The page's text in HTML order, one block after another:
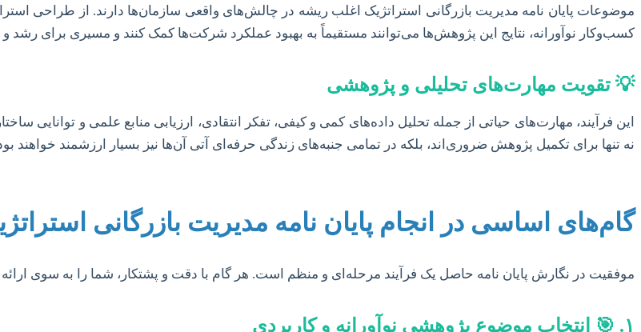
موضوعات پایان نامه مدیریت بازرگانی استراتژیک اغلب ریشه در چالش‌های واقعی سازمان‌ها دارند. از طراحی
کسب‌وکار نوآورانه، نتایج این پژوهش‌ها می‌توانند مستقیماً به بهبود عملکرد شرکت‌ها کمک کنند و مسیری برای رشد و
💡 تقویت مهارت‌های تحلیلی و پژوهشی
این فرآیند، مهارت‌های حیاتی از جمله تحلیل داده‌های کمی و کیفی، تفکر انتقادی، ارزیابی منابع علمی و توانایی
نه تنها برای تکمیل پژوهش ضروری‌اند، بلکه در تمامی جنبه‌های زندگی حرفه‌ای آتی آن‌ها نیز بسیار ارزشمند خواهند
گام‌های اساسی در انجام پایان نامه مدیریت بازرگانی
موفقیت در نگارش پایان نامه حاصل یک فرآیند مرحله‌ای و منظم است. هر گام با دقت و پشتکار، شما را به سوی
۱. 🎯 انتخاب موضوع پژوهشی نوآورانه و کاربردی